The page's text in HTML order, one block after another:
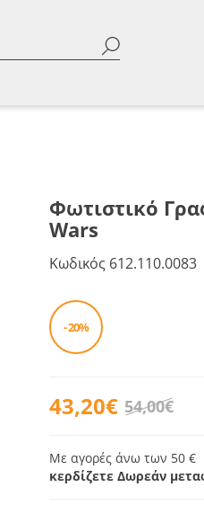
Φωτιστικό
Wars
Κωδικός 612.110.0083
- 20%
43,20€ 54,00€
Με αγορές άνω των 50 €
κερδίζετε Δωρεάν